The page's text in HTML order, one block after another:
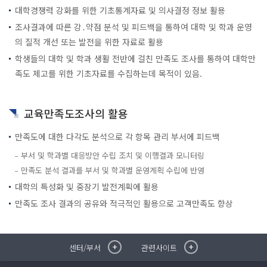
대학경쟁력 강화를 위한 기초통계자료 및 의사결정 정보 활용
조사결과에 따른 강․약점 분석 및 피드백을 통하여 대학 및 학과 운영
의 질적 개선 또는 발전을 위한 자료로 활용
학생들의 대학 및 학과 생활 전반에 걸친 만족도 조사를 통하여 대학만
족도 제고를 위한 기초자료를 수집하는데 목적이 있음.
교육만족도조사의 활용
만족도에 대한 다각도 분석으로 각 항목 관리 부서에 피드백
부서 및 학과별 대응방안 수립 조치 및 이행결과 모니터링
만족도 분석 결과를 부서 및 학과별 운영계획 수립에 반영
대학의 특성화 및 중장기 발전계획에 활용
만족도 조사 결과의 공유와 적극적인 활용으로 고객만족도 향상
센터/부서취·창업지원센터
국제대학교 입학안내
관련사이트이메일무단수집거부
무선인터넷이용안내